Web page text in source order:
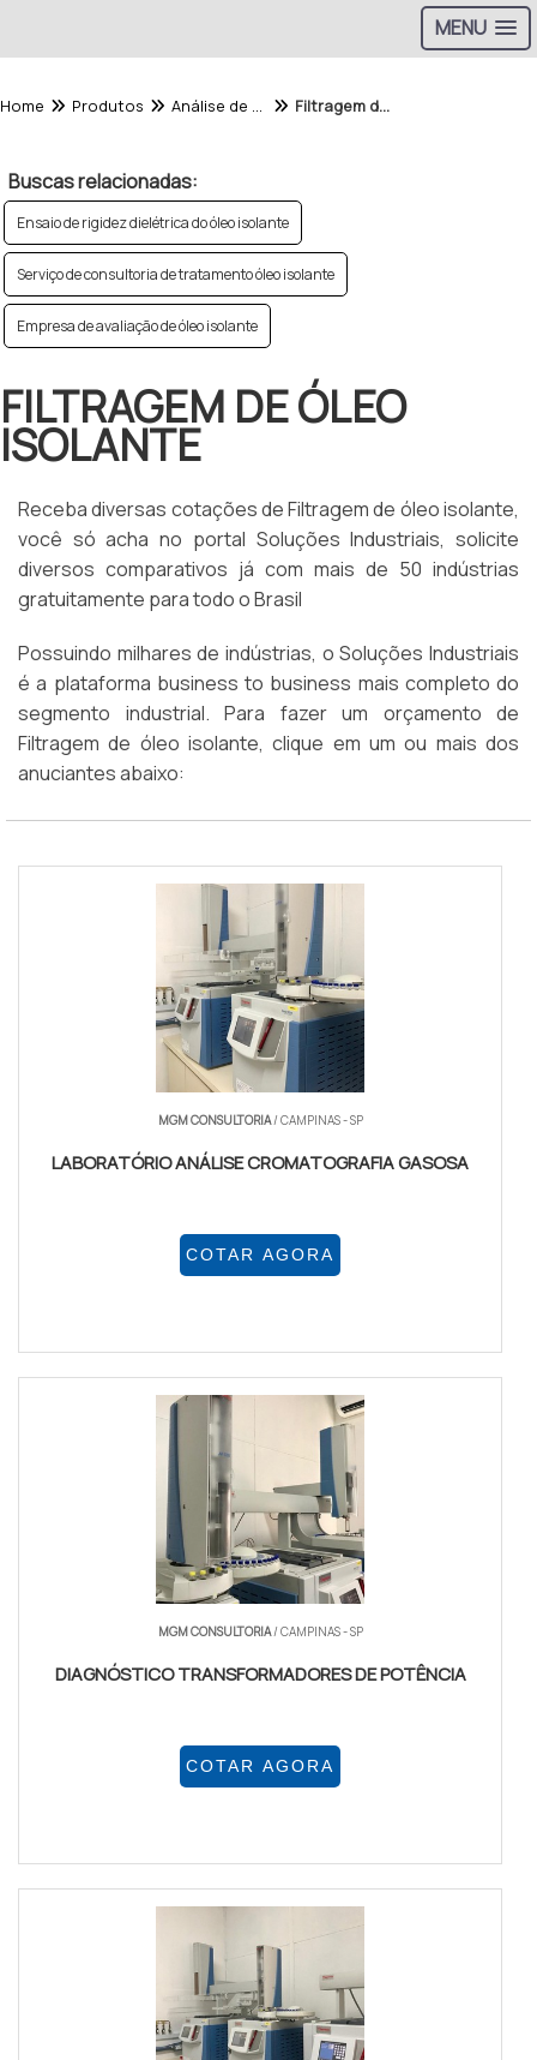
MENU
Home Produtos Análise de Óleo - Categoria Filtragem de óleo isolante
Buscas relacionadas:
Ensaio de rigidez dielétrica do óleo isolante
Serviço de consultoria de tratamento óleo isolante
Empresa de avaliação de óleo isolante
FILTRAGEM DE ÓLEO
ISOLANTE
Receba diversas cotações de Filtragem de óleo isolante,
você só acha no portal Soluções Industriais, solicite
diversos comparativos já com mais de 50 indústrias
gratuitamente para todo o Brasil
Possuindo milhares de indústrias, o Soluções Industriais
é a plataforma business to business mais completo do
segmento industrial. Para fazer um orçamento de
Filtragem de óleo isolante, clique em um ou mais dos
anuciantes abaixo:
MGM CONSULTORIA/ CAMPINAS - SP
LABORATÓRIO ANÁLISE CROMATOGRAFIA GASOSA
COTAR AGORA
MGM CONSULTORIA/ CAMPINAS - SP
DIAGNÓSTICO TRANSFORMADORES DE POTÊNCIA
COTAR AGORA